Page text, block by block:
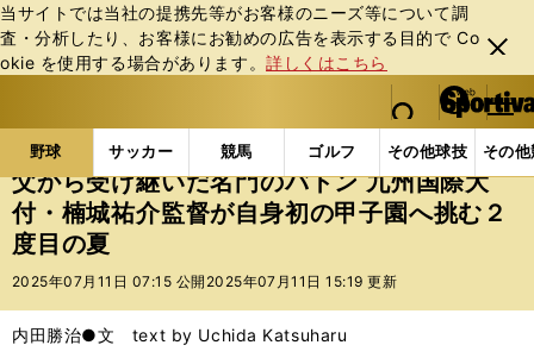
当サイトでは当社の提携先等がお客様のニーズ等について調
査・分析したり、お客様にお勧めの広告を表⽰する⽬的で Co
okie を使⽤する場合があります。詳しくはこちら
閉じ
る
web Sportiva (webスポルティーバ)
検索
マイペ
ー
ジ
メニュ
野球 サッカー 競馬 ゴルフ その他球技 その
b
ス
ポ
ル
テ
ー
バ
野球の記事一覧 高校野球他 父から受け継いだ名門
父から受け継いだ名門のバトン 九州国際大
付・楠城祐介監督が自身初の甲子園へ挑む２
度目の夏
2025年07月11日 07:15 公開 2025年07月11日 15:19 更新
内田勝治●文 text by Uchida Katsuharu